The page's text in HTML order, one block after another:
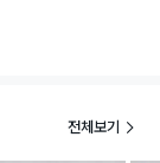
전체보기